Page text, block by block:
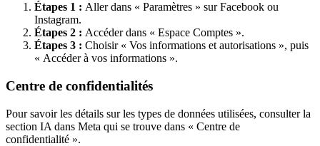
Étapes 1 : Aller dans « Paramètres » sur Facebook ou
Instagram.
Étapes 2 : Accéder dans « Espace Comptes ».
Étapes 3 : Choisir « Vos informations et autorisations », puis
« Accéder à vos informations ».
Centre de confidentialités
Pour savoir les détails sur les types de données utilisées, consulter la
section IA dans Meta qui se trouve dans « Centre de
confidentialité ».